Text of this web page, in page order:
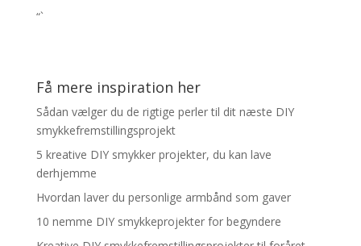
“`
Få mere inspiration her
Sådan vælger du de rigtige perler til dit næste DIY
smykkefremstillingsprojekt
5 kreative DIY smykker projekter, du kan lave
derhjemme
Hvordan laver du personlige armbånd som gaver
10 nemme DIY smykkeprojekter for begyndere